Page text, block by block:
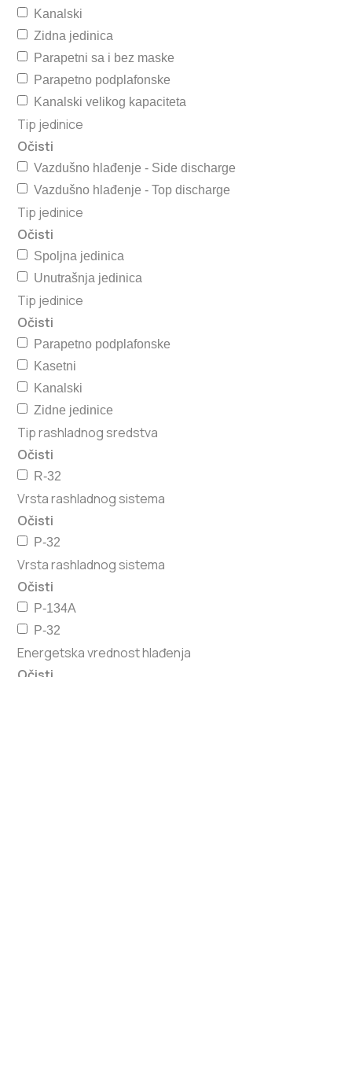
Kanalski
Zidna jedinica
Parapetni sa i bez maske
Parapetno podplafonske
Kanalski velikog kapaciteta
Tip jedinice
Očisti
Vazdušno hlađenje - Side discharge
Vazdušno hlađenje - Top discharge
Tip jedinice
Očisti
Spoljna jedinica
Unutrašnja jedinica
Tip jedinice
Očisti
Parapetno podplafonske
Kasetni
Kanalski
Zidne jedinice
Tip rashladnog sredstva
Očisti
R-32
Vrsta rashladnog sistema
Očisti
P-32
Vrsta rashladnog sistema
Očisti
P-134A
P-32
Energetska vrednost hlađenja
Očisti